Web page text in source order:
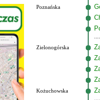
Poznańska
Zielonogórska
Kożuchowska